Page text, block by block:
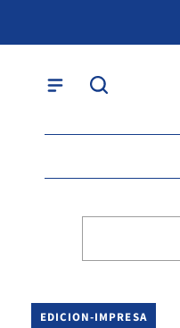
EDICION-IMPRESA